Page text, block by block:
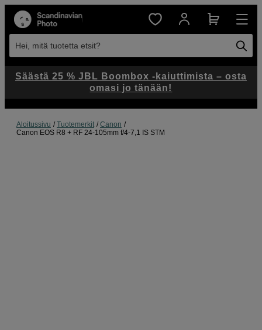
Hei, mitä tuotetta etsit?
Aloitussivu Tuotemerkit
Canon
Canon EOS R8 + RF 24-105mm f/4-7,1 IS STM
Säästä 25 % JBL Boombox -kaiuttimista – osta
omasi jo tänään!